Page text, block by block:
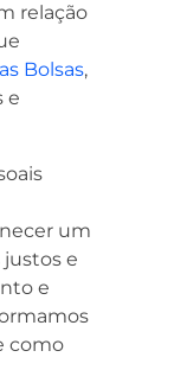
relação
Bolsas,
e
um
justos e
e
como